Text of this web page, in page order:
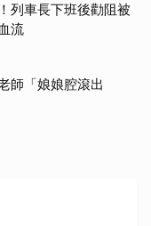
列車長下班後勸阻被
流
師「娘娘腔滾出